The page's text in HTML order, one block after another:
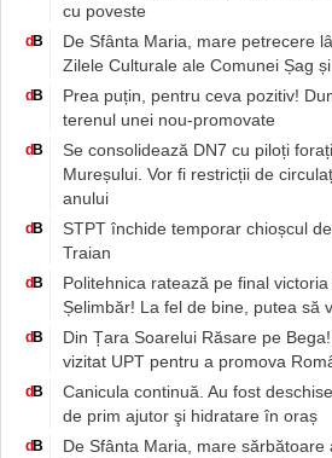
cu poveste
dB
De Sfânta Maria, mare petrecere
Zilele Culturale ale Comunei Șag
dB
Prea puțin, pentru ceva pozitiv!
terenul unei nou-promovate
dB
Se consolidează DN7 cu piloți
Mureșului. Vor fi restricții de
anului
dB
STPT închide temporar chioșcul
Traian
dB
Politehnica ratează pe final
Șelimbăr! La fel de bine, putea să
dB
Din Țara Soarelui Răsare pe
vizitat UPT pentru a promova
dB
Canicula continuă. Au fost
de prim ajutor şi hidratare în oraș
dB
De Sfânta Maria, mare sărbătoare